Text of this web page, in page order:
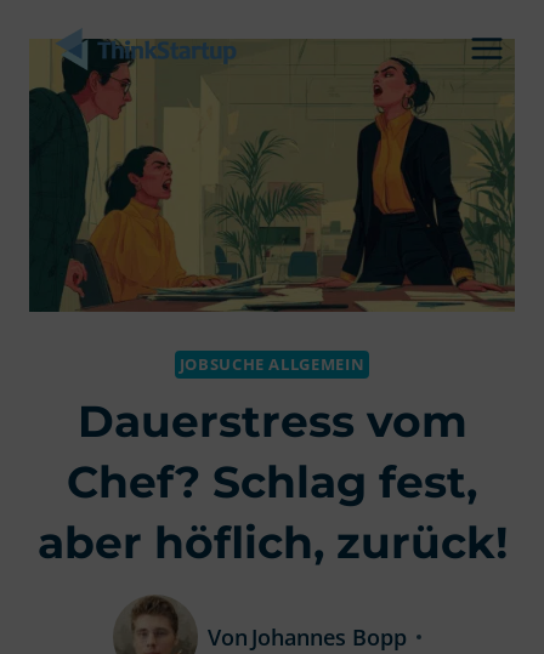
Inhalt
springen
JOBSUCHE ALLGEMEIN
Dauerstress vom
Chef? Schlag fest,
aber höflich, zurück!
Von Johannes Bopp